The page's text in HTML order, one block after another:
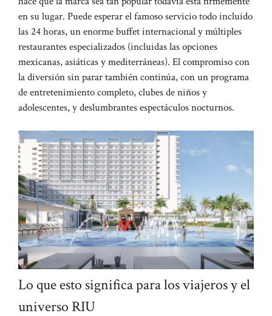
en su lugar. Puede esperar el famoso servicio todo incluido
las 24 horas, un enorme buffet internacional y múltiples
restaurantes especializados (incluidas las opciones
mexicanas, asiáticas y mediterráneas). El compromiso con
la diversión sin parar también continúa, con un programa
de entretenimiento completo, clubes de niños y
adolescentes, y deslumbrantes espectáculos nocturnos.
Lo que esto significa para los viajeros y el
universo RIU